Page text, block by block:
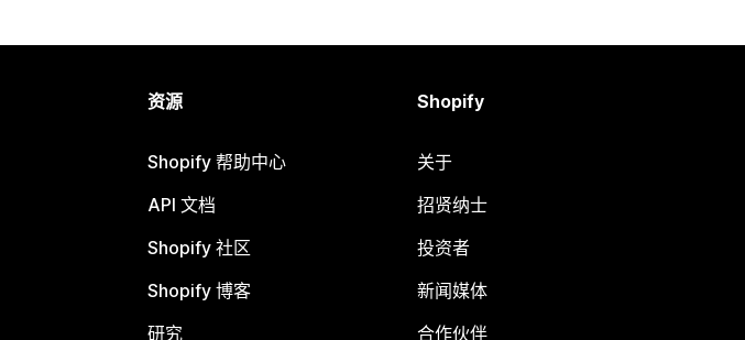
资源
Shopify 帮助中心
API 文档
Shopify 社区
Shopify 博客
研究
Shopify
关于
招贤纳士
投资者
新闻媒体
合作伙伴